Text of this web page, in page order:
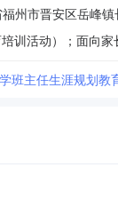
州市晋安区岳峰
班主任生涯规划教